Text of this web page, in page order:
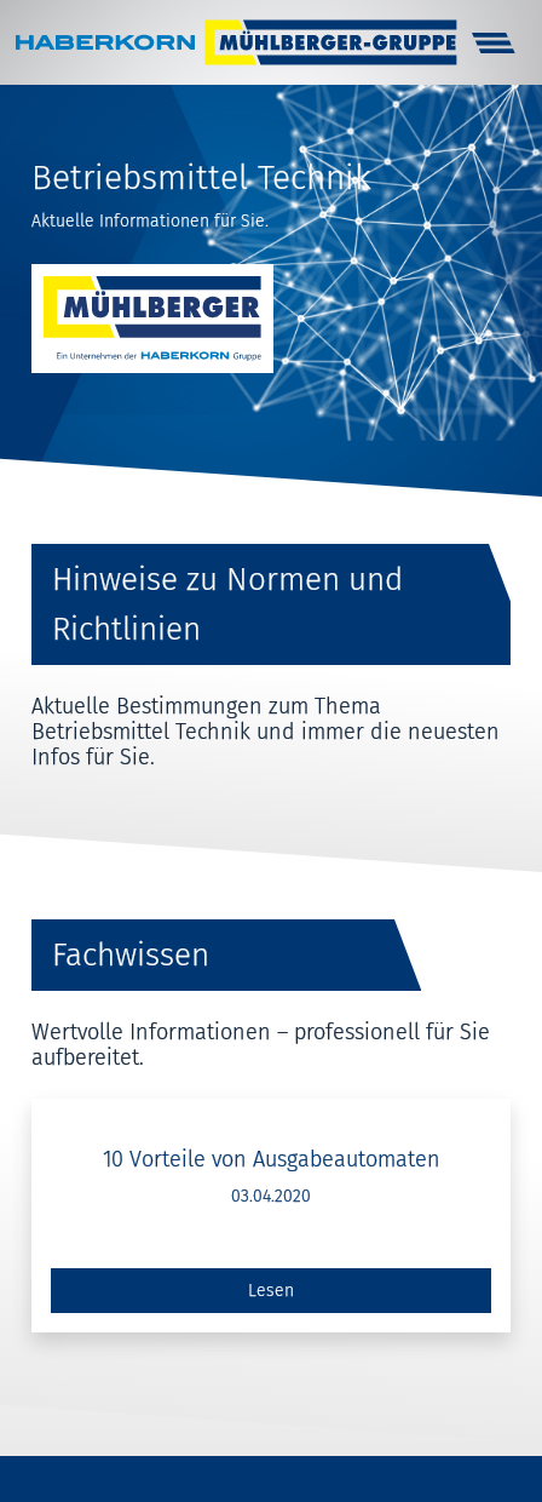
Haberkorn
Unternehmen
Infocenter
Arbeitsschutz
Technik
Karriere
Kontakt
Betriebsmittel Technik
Aktuelle Informationen für Sie.
Hinweise zu Normen und
Richtlinien
Aktuelle Bestimmungen zum Thema
Betriebsmittel Technik und immer die neuesten
Infos für Sie.
Fachwissen
Wertvolle Informationen – professionell für Sie
aufbereitet.
10 Vorteile von Ausgabeautomaten
03.04.2020
Lesen